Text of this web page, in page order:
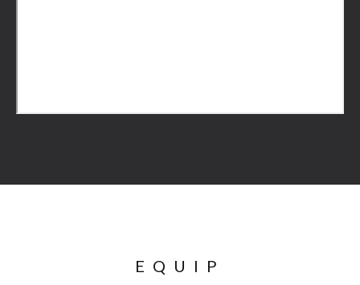
EQUIP